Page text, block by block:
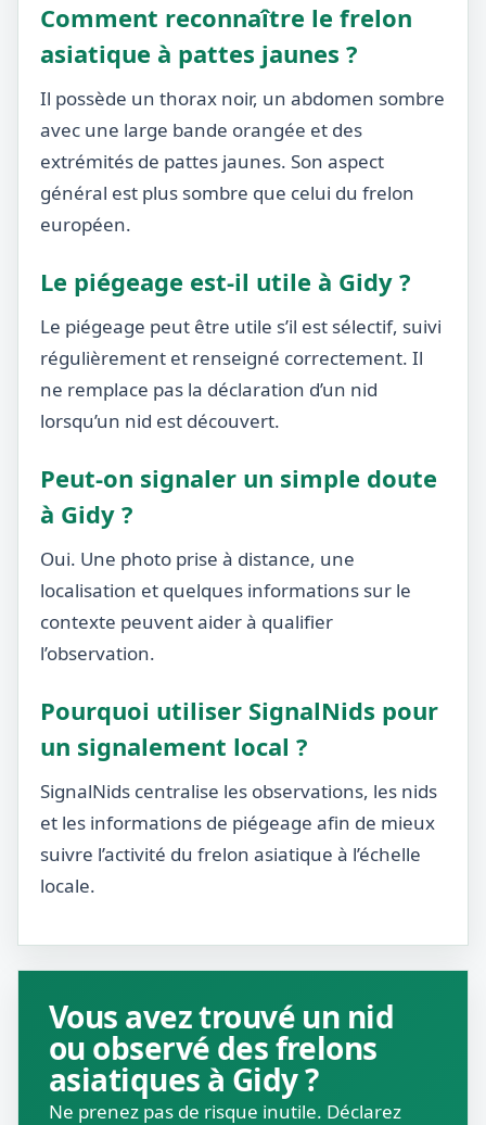
Comment reconnaître le frelon
asiatique à pattes jaunes ?
Il possède un thorax noir, un abdomen sombre
avec une large bande orangée et des
extrémités de pattes jaunes. Son aspect
général est plus sombre que celui du frelon
européen.
Le piégeage est-il utile à Gidy ?
Le piégeage peut être utile s’il est sélectif, suivi
régulièrement et renseigné correctement. Il
ne remplace pas la déclaration d’un nid
lorsqu’un nid est découvert.
Peut-on signaler un simple doute
à Gidy ?
Oui. Une photo prise à distance, une
localisation et quelques informations sur le
contexte peuvent aider à qualifier
l’observation.
Pourquoi utiliser SignalNids pour
un signalement local ?
SignalNids centralise les observations, les nids
et les informations de piégeage afin de mieux
suivre l’activité du frelon asiatique à l’échelle
locale.
Vous avez trouvé un nid
ou observé des frelons
asiatiques à Gidy ?
Ne prenez pas de risque inutile. Déclarez